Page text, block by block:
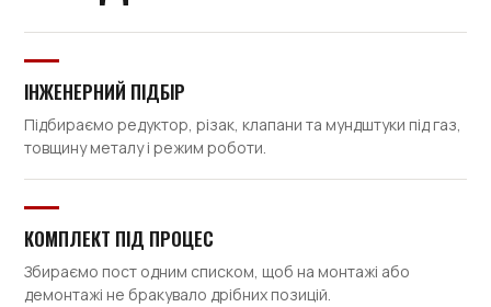
ІНЖЕНЕРНИЙ ПІДБІР
Підбираємо редуктор, різак, клапани та мундштуки під газ,
товщину металу і режим роботи.
КОМПЛЕКТ ПІД ПРОЦЕС
Збираємо пост одним списком, щоб на монтажі або
демонтажі не бракувало дрібних позицій.